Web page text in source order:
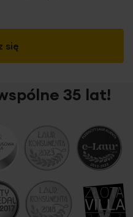
się
35 lat!